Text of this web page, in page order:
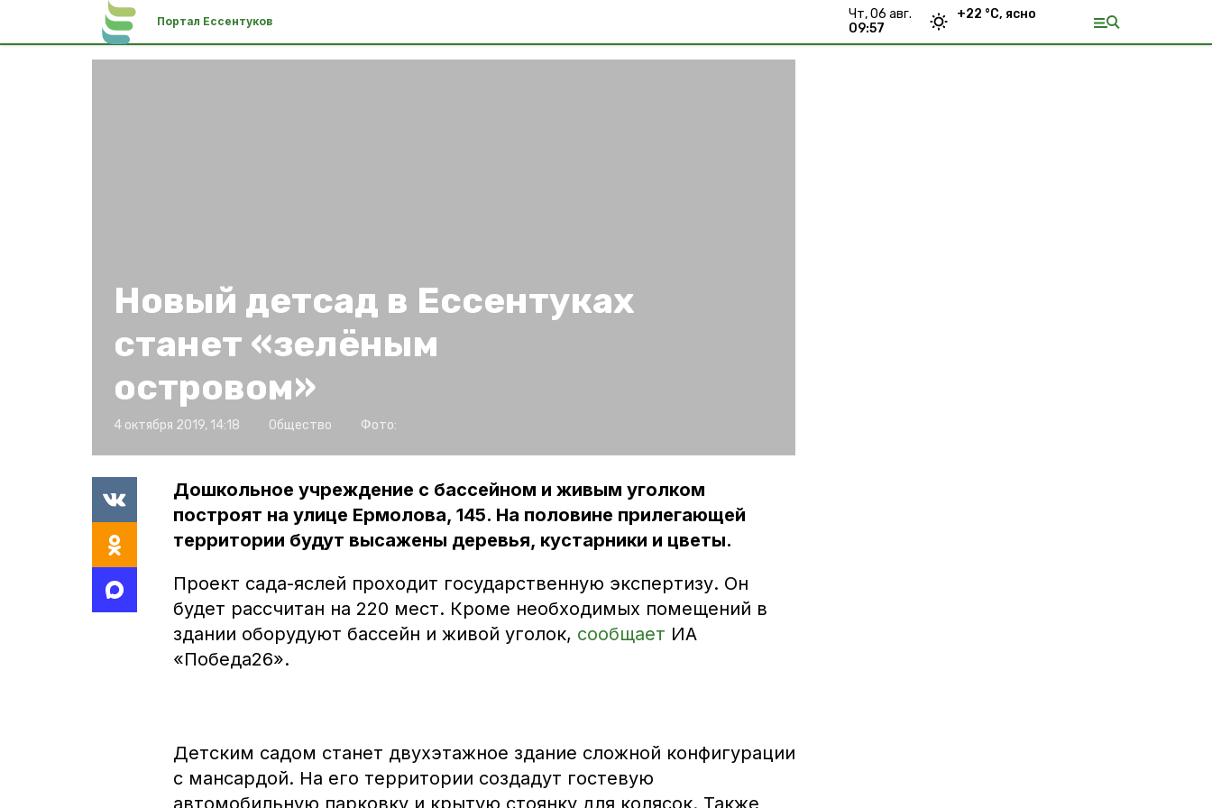
Портал Ессентуков
чт, 06 авг.
09:57
+22 °С, ясно
Новый детсад в Ессентуках
станет «зелёным
островом»
4 октября 2019, 14:18 Общество Фото:
Дошкольное учреждение с бассейном и живым уголком
построят на улице Ермолова, 145. На половине прилегающей
территории будут высажены деревья, кустарники и цветы.
Проект сада-яслей проходит государственную экспертизу. Он
будет рассчитан на 220 мест. Кроме необходимых помещений в
здании оборудуют бассейн и живой уголок, сообщает ИА
«Победа26».
Детским садом станет двухэтажное здание сложной конфигурации
с мансардой. На его территории создадут гостевую
автомобильную парковку и крытую стоянку для колясок. Также